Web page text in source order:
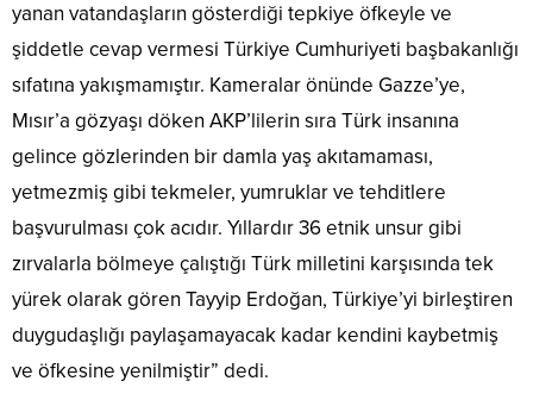
yanan vatandaşların gösterdiği tepkiye öfkeyle ve
şiddetle cevap vermesi Türkiye Cumhuriyeti başbakanlığı
sıfatına yakışmamıştır. Kameralar önünde Gazze’ye,
Mısır’a gözyaşı döken AKP’lilerin sıra Türk insanına
gelince gözlerinden bir damla yaş akıtamaması,
yetmezmiş gibi tekmeler, yumruklar ve tehditlere
başvurulması çok acıdır. Yıllardır 36 etnik unsur gibi
zırvalarla bölmeye çalıştığı Türk milletini karşısında tek
yürek olarak gören Tayyip Erdoğan, Türkiye’yi birleştiren
duygudaşlığı paylaşamayacak kadar kendini kaybetmiş
ve öfkesine yenilmiştir” dedi.